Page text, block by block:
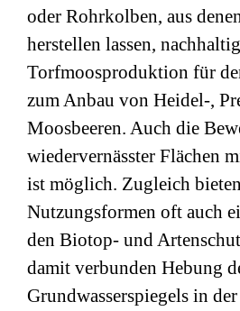
oder Rohrkolben, aus
herstellen lassen,
Torfmoosproduktion für
zum Anbau von Heidel-,
Moosbeeren. Auch die
wiedervernässter Flächen
ist möglich. Zugleich
Nutzungsformen oft auch
den Biotop- und
damit verbunden Hebung
Grundwasserspiegels in